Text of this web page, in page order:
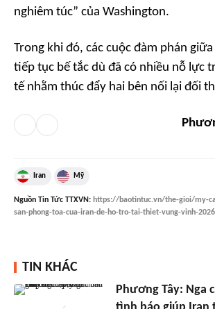
nghiêm túc” của Washington.
Trong khi đó, các cuộc đàm phán
tiếp tục bế tắc dù đã có nhiều nỗ lực
tế nhằm thúc đẩy hai bên nối lại đối
Iran Mỹ
Nguồn Tin Tức TTXVN: https://baotintuc.vn/the-gioi/my-
san-phong-toa-cua-iran-de-ho-tro-tai-thiet-vung-vinh-
TIN KHÁC
Phương Tây: Nga